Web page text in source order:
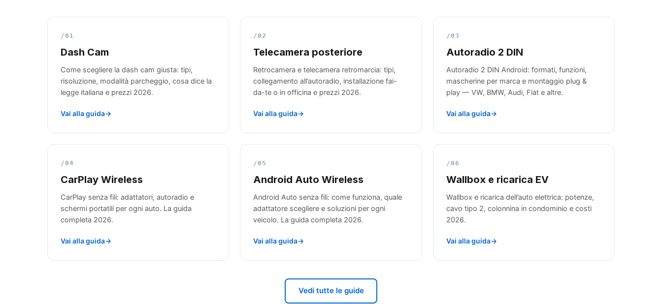
/01
Dash Cam
Come scegliere la dash cam giusta: tipi,
risoluzione, modalità parcheggio, cosa dice la
legge italiana e prezzi 2026.
Vai alla guida
/02
Telecamera posteriore
Retrocamera e telecamera retromarcia: tipi,
collegamento all’autoradio, installazione fai-
da-te o in officina e prezzi 2026.
Vai alla guida
/03
Autoradio 2 DIN
Autoradio 2 DIN Android: formati, funzioni,
mascherine per marca e montaggio plug &
play — VW, BMW, Audi, Fiat e altre.
Vai alla guida
/04
CarPlay Wireless
CarPlay senza fili: adattatori, autoradio e
schermi portatili per ogni auto. La guida
completa 2026.
Vai alla guida
/05
Android Auto Wireless
Android Auto senza fili: come funziona, quale
adattatore scegliere e soluzioni per ogni
veicolo. La guida completa 2026.
Vai alla guida
/06
Wallbox e ricarica EV
Wallbox e ricarica dell’auto elettrica: potenze,
cavo tipo 2, colonnina in condominio e costi
2026.
Vai alla guida
Vedi tutte le guide